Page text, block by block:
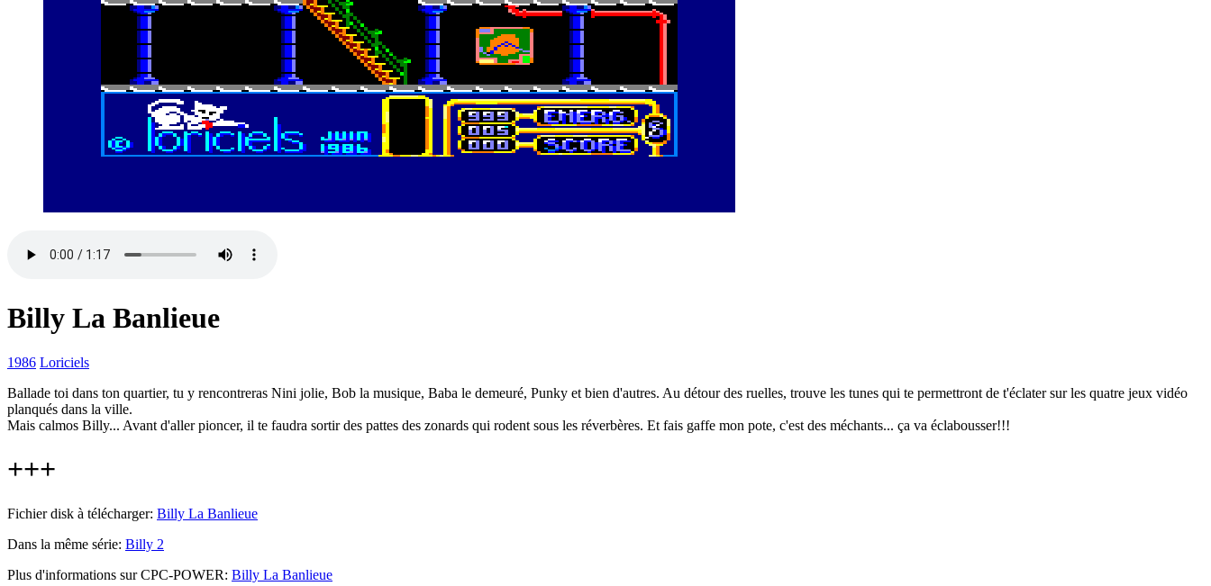
Billy La Banlieue
1986 Loriciels
Ballade toi dans ton quartier, tu y rencontreras Nini jolie, Bob la musique, Baba le demeuré, Punky et bien d'autres. Au détour des ruelles, trouve les tunes qui te permettront de t'éclater sur les quatre jeux vidéo
planqués dans la ville.
Mais calmos Billy... Avant d'aller pioncer, il te faudra sortir des pattes des zonards qui rodent sous les réverbères. Et fais gaffe mon pote, c'est des méchants... ça va éclabousser!!!
+++
Fichier disk à télécharger: Billy La Banlieue
Dans la même série: Billy 2
Plus d'informations sur CPC-POWER: Billy La Banlieue